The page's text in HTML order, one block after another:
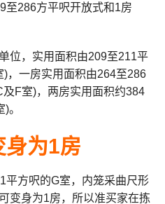
至286方平呎开放式和1房
位，实用面积由209至211平
)，一房实用面积由264至286
及F室)，两房实用面积约384
)。
身为1房
平方呎的G室，内笼采曲尺形
变身为1房，所以准买家在拣